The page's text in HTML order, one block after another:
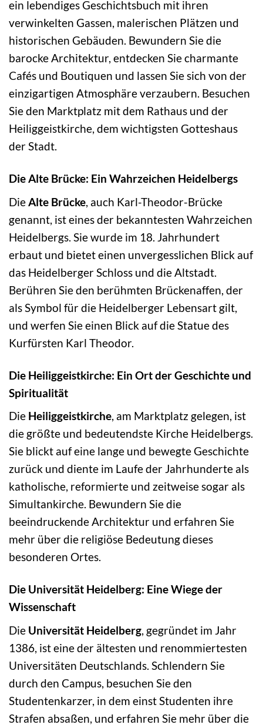
ein lebendiges Geschichtsbuch mit ihren
verwinkelten Gassen, malerischen Plätzen und
historischen Gebäuden. Bewundern Sie die
barocke Architektur, entdecken Sie charmante
Cafés und Boutiquen und lassen Sie sich von der
einzigartigen Atmosphäre verzaubern. Besuchen
Sie den Marktplatz mit dem Rathaus und der
Heiliggeistkirche, dem wichtigsten Gotteshaus
der Stadt.
Die Alte Brücke: Ein Wahrzeichen Heidelbergs
DieAlte Brücke, auch Karl-Theodor-Brücke
genannt, ist eines der bekanntesten Wahrzeichen
Heidelbergs. Sie wurde im 18. Jahrhundert
erbaut und bietet einen unvergesslichen Blick auf
das Heidelberger Schloss und die Altstadt.
Berühren Sie den berühmten Brückenaffen, der
als Symbol für die Heidelberger Lebensart gilt,
und werfen Sie einen Blick auf die Statue des
Kurfürsten Karl Theodor.
Die Heiliggeistkirche: Ein Ort der Geschichte und
Spiritualität
Die Heiliggeistkirche, am Marktplatz gelegen, ist
die größte und bedeutendste Kirche Heidelbergs.
Sie blickt auf eine lange und bewegte Geschichte
zurück und diente im Laufe der Jahrhunderte als
katholische, reformierte und zeitweise sogar als
Simultankirche. Bewundern Sie die
beeindruckende Architektur und erfahren Sie
mehr über die religiöse Bedeutung dieses
besonderen Ortes.
Die Universität Heidelberg: Eine Wiege der
Wissenschaft
Die Universität Heidelberg, gegründet im Jahr
1386, ist eine der ältesten und renommiertesten
Universitäten Deutschlands. Schlendern Sie
durch den Campus, besuchen Sie den
Studentenkarzer, in dem einst Studenten ihre
Strafen absaßen, und erfahren Sie mehr über die